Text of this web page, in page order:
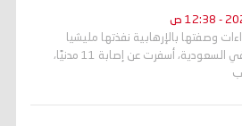
وصفتها بالإرهابية نفذتها مليشيا
الحوثي على منطقة نجران في السعودية، أسفرت عن إصابة 11 مدنيًا،
ب